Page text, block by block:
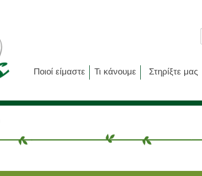
Ποιοί είμαστε Τι κάνουμε Στηρίξτε μας